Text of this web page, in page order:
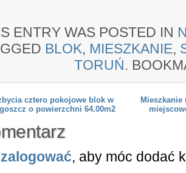
ENTRY WAS POSTED IN
BLOK, MIESZKANIE,
TORUŃ.
cztero pokojowe blok w
o powierzchni 64.00m2
zalogować, aby móc dodać